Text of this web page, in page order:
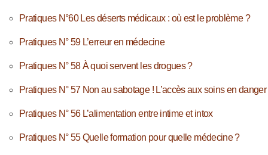
Pratiques N°60 Les déserts médicaux : où est le problème ?
Pratiques N° 59 L’erreur en médecine
Pratiques N° 58 À quoi servent les drogues ?
Pratiques N° 57 Non au sabotage ! L’accès aux soins en danger
Pratiques N° 56 L’alimentation entre intime et intox
Pratiques N° 55 Quelle formation pour quelle médecine ?